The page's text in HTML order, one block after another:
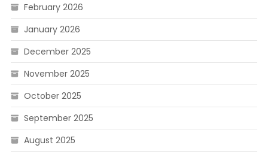
February 2026
January 2026
December 2025
November 2025
October 2025
September 2025
August 2025